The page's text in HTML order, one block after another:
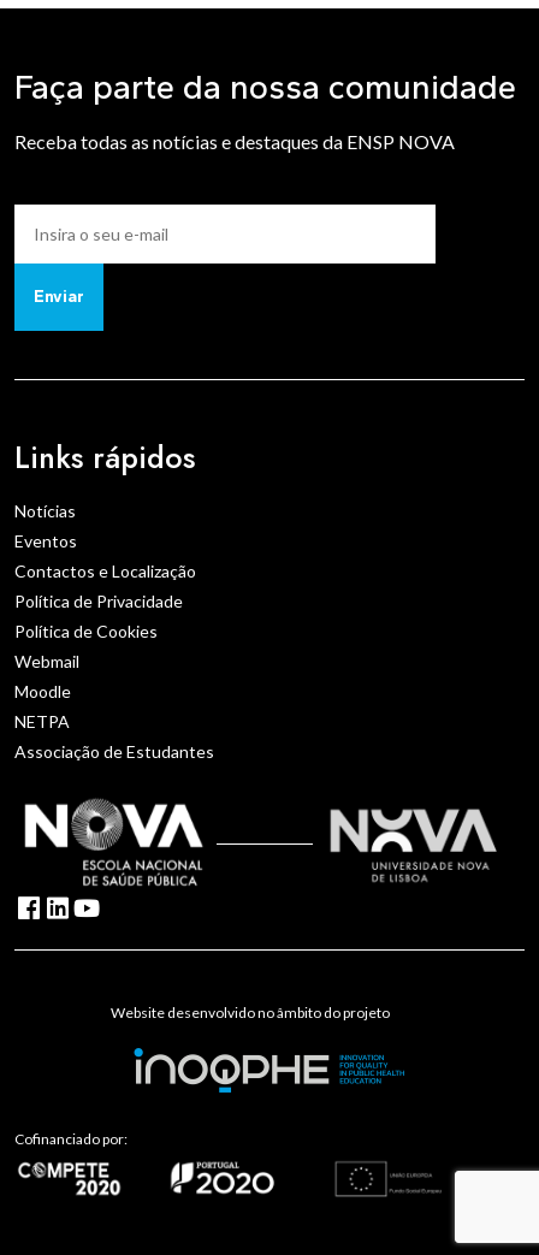
Faça parte da nossa comunidade
Receba todas as notícias e destaques da ENSP NOVA
Enviar
Links rápidos
Notícias
Eventos
Contactos e Localização
Política de Privacidade
Política de Cookies
Webmail
Moodle
NETPA
Associação de Estudantes
Website desenvolvido no âmbito do projeto
Cofinanciado por: